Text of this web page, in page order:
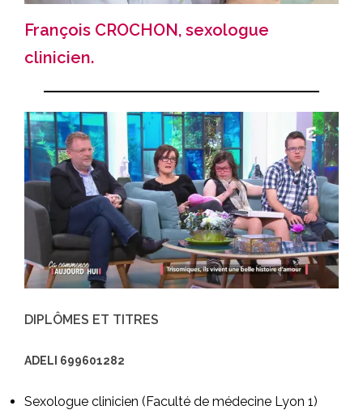
François CROCHON, sexologue
clinicien.
DIPLÔMES ET TITRES
ADELI 699601282
Sexologue clinicien (Faculté de médecine Lyon 1)